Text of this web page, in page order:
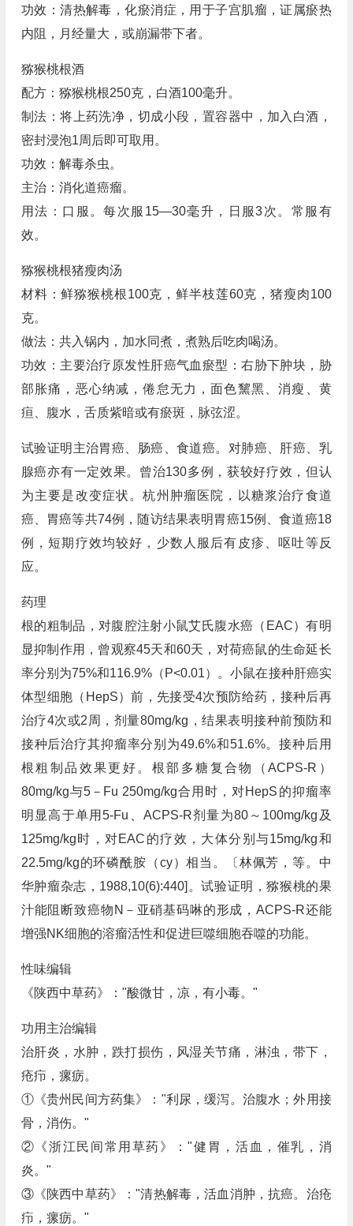
功效：清热解毒，化瘀消症，用于子宫肌瘤，证属瘀热
内阻，月经量大，或崩漏带下者。
猕猴桃根酒
配方：猕猴桃根250克，白酒100毫升。
制法：将上药洗净，切成小段，置容器中，加入白酒，
密封浸泡1周后即可取用。
功效：解毒杀虫。
主治：消化道癌瘤。
用法：口服。每次服15—30毫升，日服3次。常服有
效。
猕猴桃根猪瘦肉汤
材料：鲜猕猴桃根100克，鲜半枝莲60克，猪瘦肉100
克。
做法：共入锅内，加水同煮，煮熟后吃肉喝汤。
功效：主要治疗原发性肝癌气血瘀型：右胁下肿块，胁
部胀痛，恶心纳减，倦怠无力，面色黧黑、消瘦、黄
疸、腹水，舌质紫暗或有瘀斑，脉弦涩。
试验证明主治胃癌、肠癌、食道癌。对肺癌、肝癌、乳
腺癌亦有一定效果。曾治130多例，获较好疗效，但认
为主要是改变症状。杭州肿瘤医院，以糖浆治疗食道
癌、胃癌等共74例，随访结果表明胃癌15例、食道癌18
例，短期疗效均较好，少数人服后有皮疹、呕吐等反
应。
药理
根的粗制品，对腹腔注射小鼠艾氏腹水癌（EAC）有明
显抑制作用，曾观察45天和60天，对荷癌鼠的生命延长
率分别为75%和116.9%（P<0.01）。小鼠在接种肝癌实
体型细胞（HepS）前，先接受4次预防给药，接种后再
治疗4次或2周，剂量80mg/kg，结果表明接种前预防和
接种后治疗其抑瘤率分别为49.6%和51.6%。接种后用
根粗制品效果更好。根部多糖复合物（ACPS-R）
80mg/kg与5－Fu 250mg/kg合用时，对HepS的抑瘤率
明显高于单用5-Fu、ACPS-R剂量为80～100mg/kg及
125mg/kg时，对EAC的疗效，大体分别与15mg/kg和
22.5mg/kg的环磷酰胺（cy）相当。〔林佩芳，等。中
华肿瘤杂志，1988,10(6):440]。试验证明，猕猴桃的果
汁能阻断致癌物N－亚硝基码啉的形成，ACPS-R还能
增强NK细胞的溶瘤活性和促进巨噬细胞吞噬的功能。
性味编辑
《陕西中草药》："酸微甘，凉，有小毒。"
功用主治编辑
治肝炎，水肿，跌打损伤，风湿关节痛，淋浊，带下，
疮疖，瘰疬。
①《贵州民间方药集》："利尿，缓泻。治腹水；外用接
骨，消伤。"
②《浙江民间常用草药》："健胃，活血，催乳，消
炎。"
③《陕西中草药》："清热解毒，活血消肿，抗癌。治疮
疖，瘰疬。"